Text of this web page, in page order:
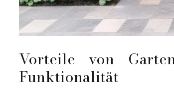
Vorteile von
Funktionalität